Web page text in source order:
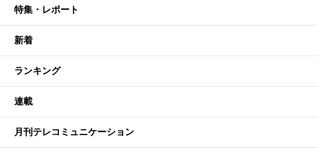
特集・レポート
新着
ランキング
連載
月刊テレコミュニケーション